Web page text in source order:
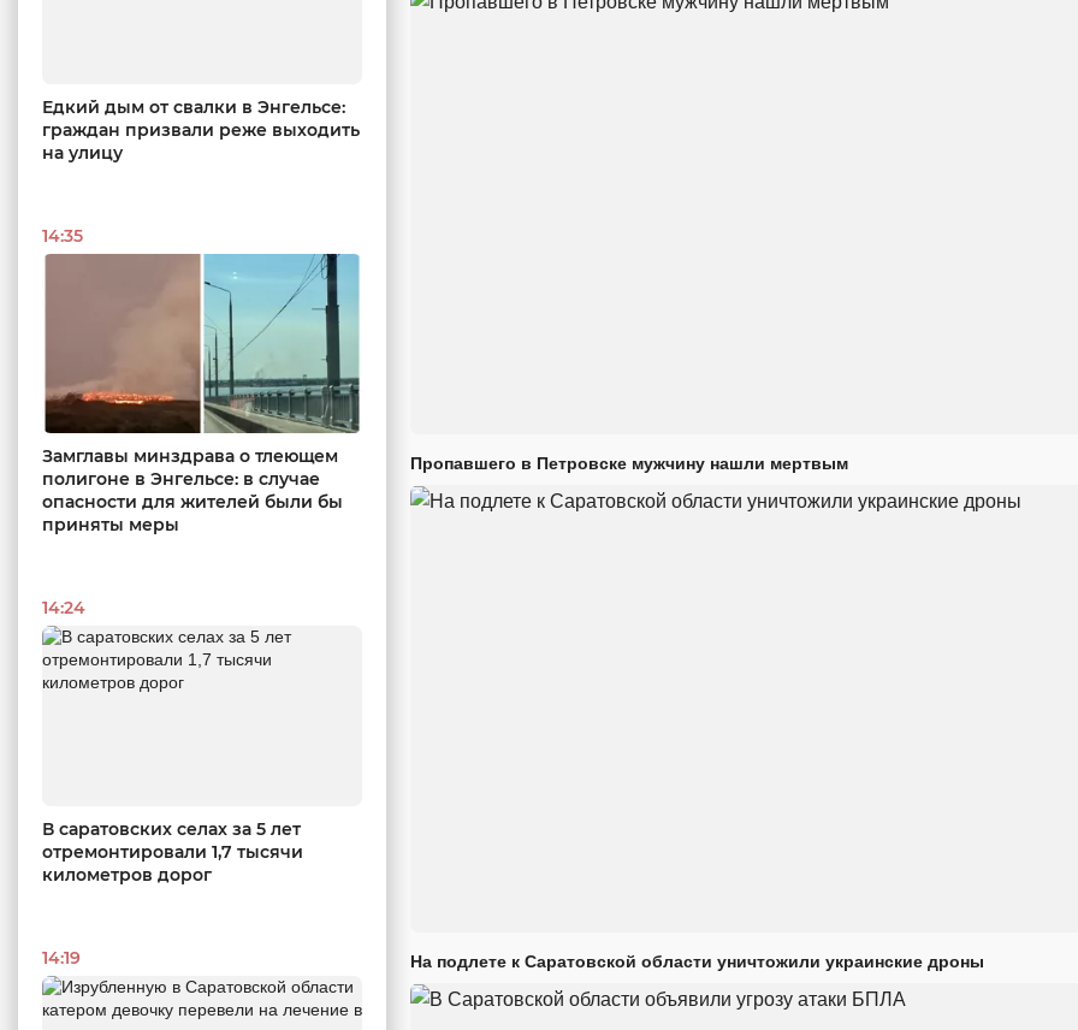
Едкий дым от свалки в Энгельсе:
граждан призвали реже выходить
на улицу
14:35
Замглавы минздрава о тлеющем
полигоне в Энгельсе: в случае
опасности для жителей были бы
приняты меры
14:24
В саратовских селах за 5 лет
отремонтировали 1,7 тысячи
километров дорог
14:19
Пропавшего в Петровске мужчину нашли мертвым
На подлете к Саратовской области уничтожили украинские дроны